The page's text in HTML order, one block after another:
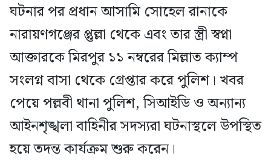
ঘটনার পর প্রধান আসামি সোহেল রানাকে
নারায়ণগঞ্জের প্তুল্লা থেকে এবং তার স্ত্রী স্বপ্না
আক্তারকে মিরপুর ১১ নম্বরের মিল্লাত ক্যাম্প
সংলগ্ন বাসা থেকে গ্রেপ্তার করে পুলিশ। খবর
পেয়ে পল্লবী থানা পুলিশ, সিআইডি ও অন্যান্য
আইনশৃঙ্খলা বাহিনীর সদস্যরা ঘটনাস্থলে উপস্থিত
হয়ে তদন্ত কার্যক্রম শুরু করেন।